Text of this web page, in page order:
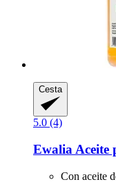
Cesta
5.0 (4)
Ewalia Aceite
Con aceite